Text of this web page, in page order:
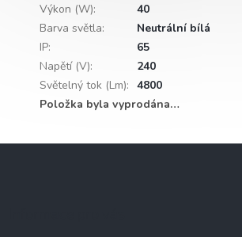
Výkon (W):
40
Barva světla:
Neutrální bílá
IP:
65
Napětí (V):
240
Světelný tok (Lm): 4800
Položka byla vyprodána…